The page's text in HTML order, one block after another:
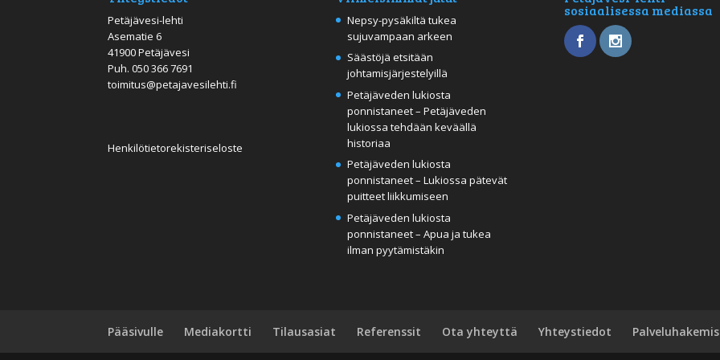
Petäjävesi-lehti
Asematie 6
41900 Petäjävesi
Puh.050 366 7691
toimitus@petajavesilehti.fi
Henkilötietorekisteriseloste
Nepsy-pysäkiltä tukea
sujuvampaan arkeen
Säästöjä etsitään
johtamisjärjestelyillä
Petäjäveden lukiosta
ponnistaneet – Petäjäveden
lukiossa tehdään keväällä
historiaa
Petäjäveden lukiosta
ponnistaneet – Lukiossa pätevät
puitteet liikkumiseen
Petäjäveden lukiosta
ponnistaneet – Apua ja tukea
ilman pyytämistäkin
sosiaalisessa mediassa
Pääsivulle Mediakortti Tilausasiat Referenssit Ota yhteyttä Yhteystiedot